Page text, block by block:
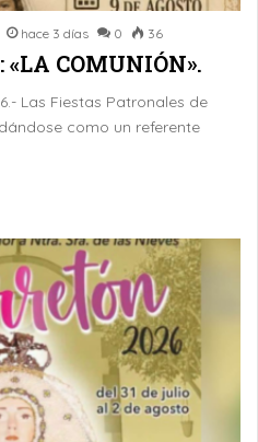
hace 3 días 0 36
«LA COMUNIÓN».
Las Fiestas Patronales de
como un referente